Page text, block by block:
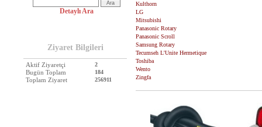
Detaylı Ara
Ziyaret Bilgileri
Aktif Ziyaretçi 2
Bugün Toplam 184
Toplam Ziyaret 256911
Kulthorn
LG
Mitsubishi
Panasonic Rotary
Panasonic Scroll
Samsung Rotary
Tecumseh L'Unite Hermetique
Toshiba
Wento
Zingfa